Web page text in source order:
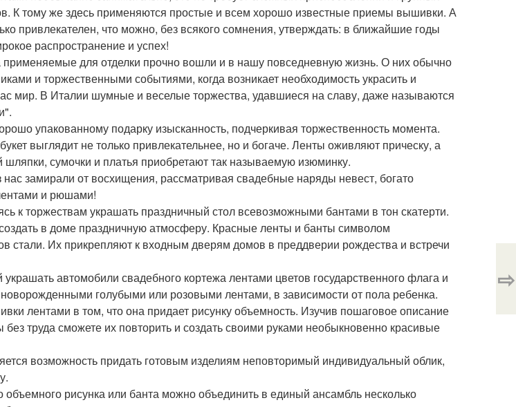
К тому же здесь применяются простые и всем хорошо известные приемы вышивки. А
привлекателен, что можно, без всякого сомнения, утверждать: в ближайшие годы
распространение и успех!
для отделки прочно вошли и в нашу повседневную жизнь. О них обычно
и торжественными событиями, когда возникает необходимость украсить и
мир. В Италии шумные и веселые торжества, удавшиеся на славу, даже называются
упакованному подарку изысканность, подчеркивая торжественность момента.
выглядит не только привлекательнее, но и богаче. Ленты оживляют прическу, а
сумочки и платья приобретают так называемую изюминку.
замирали от восхищения, рассматривая свадебные наряды невест, богато
и рюшами!
к торжествам украшать праздничный стол всевозможными бантами в тон скатерти.
в доме праздничную атмосферу. Красные ленты и банты символом
стали. Их прикрепляют к входным дверям домов в преддверии рождества и встречи
автомобили свадебного кортежа лентами цветов государственного флага и
голубыми или розовыми лентами, в зависимости от пола ребенка.
лентами в том, что она придает рисунку объемность. Изучив пошаговое описание
труда сможете их повторить и создать своими руками необыкновенно красивые
возможность придать готовым изделиям неповторимый индивидуальный облик,
рисунка или банта можно объединить в единый ансамбль несколько
⇨